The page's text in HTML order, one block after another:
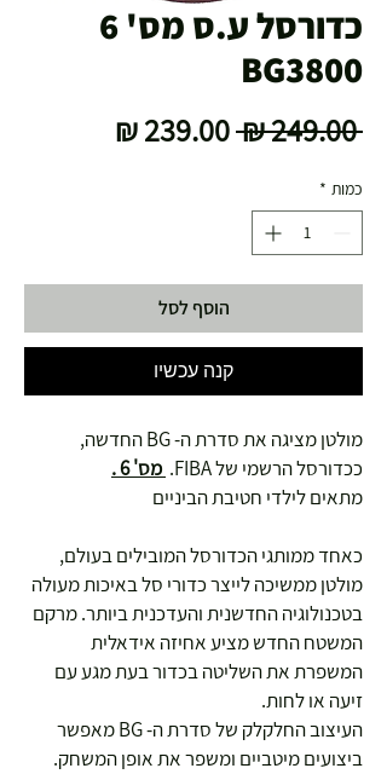
כדורסל ע.ס מס' 6
BG3800
‏249.00 ‏₪
מחיר
כמות *
הוסף לסל
קנה עכשיו
מולטן מציגה את סדרת ה- BG החדשה,
ככדורסל הרשמי של FIBA.
מס' 6 .
מתאים לילדי חטיבת הביניים
כאחד ממותגי הכדורסל המובילים בעולם,
מולטן ממשיכה לייצר כדורי סל באיכות מעולה
בטכנולוגיה החדשנית והעדכנית ביותר. מרקם
המשטח החדש מציע אחיזה אידאלית
המשפרת את השליטה בכדור בעת מגע עם
זיעה או לחות.
העיצוב החלקלק של סדרת ה- BG מאפשר
ביצועים מיטביים ומשפר את אופן המשחק.